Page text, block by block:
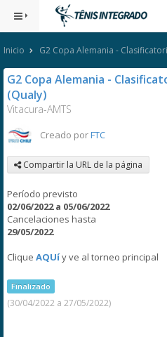
Inicio G2 Copa Alemania -
G2 Copa Alemania -
(Qualy)
Vitacura-AMTS
Creado porFTC
Compartir la URL de la página
Período previsto
02/06/2022 a 05/06/2022
Cancelaciones hasta
29/05/2022
Clique AQUíy ve al torneo principal
Finalizado
(30/04/2022 a 27/05/2022)